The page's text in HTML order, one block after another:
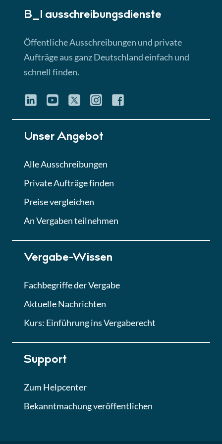
Lektion 3
► 4:31 Min
Quiz
Eignung im Vergabeverfahren
Lektion 6
Abgabe von Angeboten
Lektion
Lektion 7
Finales Quiz
B_I ausschreibungs­dienste
Öffentliche Ausschreibungen und private
Aufträge aus ganz Deutschland einfach und
schnell finden.
Unser Angebot
Alle Ausschreibungen
Private Aufträge finden
Preise vergleichen
An Vergaben teilnehmen
Vergabe-Wissen
Fachbegriffe der Vergabe
Aktuelle Nachrichten
Kurs: Einführung ins Vergaberecht
Support
Zum Helpcenter
Bekanntmachung veröffentlichen